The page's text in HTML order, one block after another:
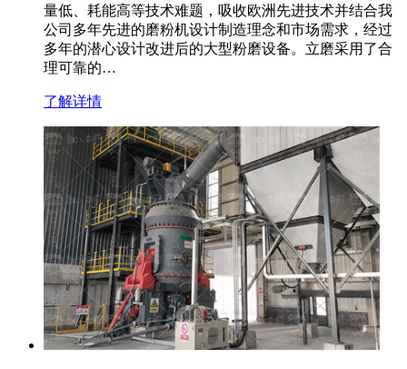
量低、耗能高等技术难题，吸收欧洲先进技术并结合我
公司多年先进的磨粉机设计制造理念和市场需求，经过
多年的潜心设计改进后的大型粉磨设备。立磨采用了合
理可靠的…
了解详情